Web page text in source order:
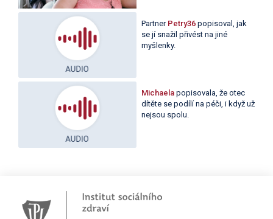
Partner Petry36 popisoval, jak
se jí snažil přivést na jiné
myšlenky.
Michaela popisovala, že otec
dítěte se podílí na péči, i když už
nejsou spolu.